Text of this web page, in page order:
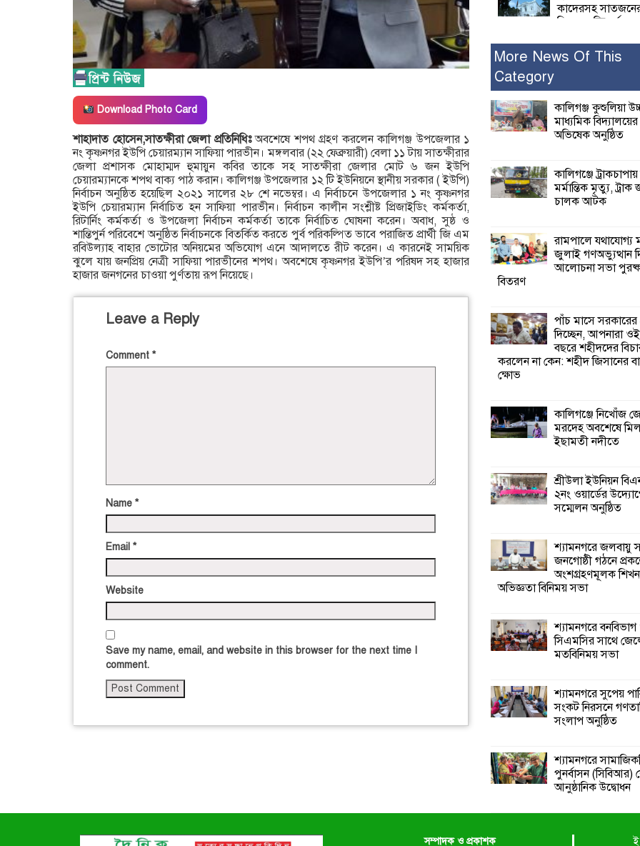
Download Photo Card
শাহাদাত হোসেন,সাতক্ষীরা জেলা প্রতিনিধিঃঅবশেষে শপথ গ্রহণ করলেন কালিগঞ্জ উপজেলার ১
নং কৃষ্ণনগর ইউপি চেয়ারম্যান সাফিয়া পারভীন। মঙ্গলবার (২২ ফেব্রুয়ারী) বেলা ১১ টায় সাতক্ষীরার
জেলা প্রশাসক মোহাম্মদ হুমায়ুন কবির তাকে সহ সাতক্ষীরা জেলার মোট ৬ জন ইউপি
চেয়ারম্যানকে শপথ বাক্য পাঠ করান। কালিগঞ্জ উপজেলার ১২ টি ইউনিয়নে স্থানীয় সরকার ( ইউপি)
নির্বাচন অনুষ্ঠিত হয়েছিল ২০২১ সালের ২৮ শে নভেম্বর। এ নির্বাচনে উপজেলার ১ নং কৃষ্ণনগর
ইউপি চেয়ারম্যান নির্বাচিত হন সাফিয়া পারভীন। নির্বাচন কালীন সংশ্লীষ্ট প্রিজাইডিং কর্মকর্তা,
রিটার্নিং কর্মকর্তা ও উপজেলা নির্বাচন কর্মকর্তা তাকে নির্বাচিত ঘোষনা করেন। অবাধ, সুষ্ঠ ও
শান্তিপুর্ন পরিবেশে অনুষ্ঠিত নির্বাচনকে বিতর্কিত করতে পুর্ব পরিকল্পিত ভাবে পরাজিত প্রার্থী জি এম
রবিউল্যাহ বাহার ভোটাের অনিয়মের অভিযোগ এনে আদালতে রীট করেন। এ কারনেই সাময়িক
ঝুলে যায় জনপ্রিয় নেত্রী সাফিয়া পারভীনের শপথ। অবশেষে কৃষ্ণনগর ইউপি’র পরিষদ সহ হাজার
হাজার জনগনের চাওয়া পুর্ণতায় রূপ নিয়েছে।
Leave a Reply
Comment *
Name *
Email *
Website
Save my name, email, and website in this browser for the next time I
comment.
কাদেরসহ
বিরুদ্ধে যুক্তিতর্ক
ক্ষতি করেছে
নুরুল হক নুর
পাঁচ মাসে সরকারের
বছরে শহীদদের
করলেন না কেন: শহীদ জিসানের
ক্ষোভ
কালিগঞ্জে নিখোঁজ
মরদেহ অবশেষে
ইছামতী নদীতে
২নং ওয়ার্ডের
কর্মী সম্মেলন
শ্যামনগরে জলবায়ু
শিখন ও অভিজ্ঞতা বিনিময় সভা
শ্যামনগরে বনবিভাগ
মতবিনিময় সভা
More News Of This
Category
কালিগঞ্জ কুশুলিয়া
মাধ্যমিক
অভিষেক অনুষ্ঠিত
কালিগঞ্জে
মর্মান্তিক মৃত্যু, ট্রাক
চালক আটক
রামপালে যথাযোগ্য
জুলাই গণঅভ্যুত্থান
আলোচনা সভা
বিতরণ
পাঁচ মাসে
দিচ্ছেন, আপনারা
বছরে শহীদদের
করলেন না কেন: শহীদ জিসানের
ক্ষোভ
কালিগঞ্জে নিখোঁজ
মরদেহ অবশেষে
ইছামতী নদীতে
শ্রীউলা ইউনিয়ন
২নং ওয়ার্ডের
সম্মেলন অনুষ্ঠিত
শ্যামনগরে জলবায়ু
জনগোষ্ঠী গঠনে
অংশগ্রহণমূলক
অভিজ্ঞতা বিনিময় সভা
শ্যামনগরে
সিএমসির সাথে
মতবিনিময় সভা
শ্যামনগরে সুপেয়
সংকট নিরসনে
সংলাপ অনুষ্ঠিত
শ্যামনগরে
পুনর্বাসন (সিবিআর)
আনুষ্ঠানিক উদ্বোধন
সম্পাদক ও প্রকাশক